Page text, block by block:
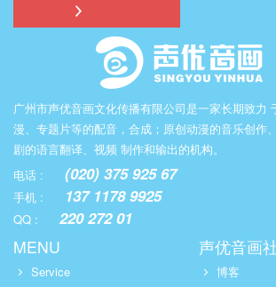
广州市声优音画文化传播有限公司是一家长期致力
漫、专题片等的配音，合成；原创动漫的音乐创作
剧的语言翻译、视频 制作和输出的机构。
电话 : (020) 375 925 67
手机 : 137 1178 9925
QQ : 220 272 01
MENU
Service
声优音画
博客